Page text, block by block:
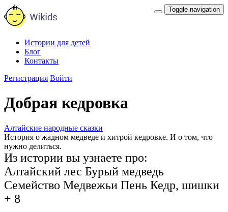
Toggle navigation
Истории для детей
Блог
Контакты
Регистрация Войти
Добрая кедровка
Алтайские народные сказки
История о жадном медведе и хитрой кедровке. И о том, что
нужно делиться.
Из истории вы узнаете про:
Алтайский лес Бурый медведь
Семейство Медвежьи Пень Кедр, шишки
+ 8